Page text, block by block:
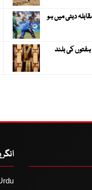
کا مقابلہ دبئی میں ہو
عالمی مارکیٹ میں سونا مزید مہنگا ، قیمت 7 ہفتوں کی بلند